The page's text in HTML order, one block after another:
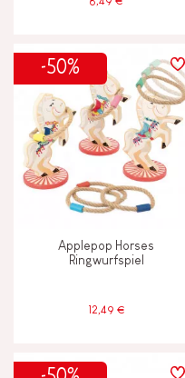
-50%
Applepop Horses
Ringwurfspiel
12,49 €